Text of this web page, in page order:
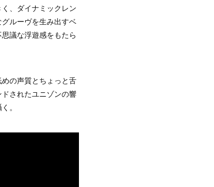
、ダイナミックレン
ルーヴを生み出すベ
議な浮遊感をもたら
の声質とちょっと舌
されたユニゾンの響
。